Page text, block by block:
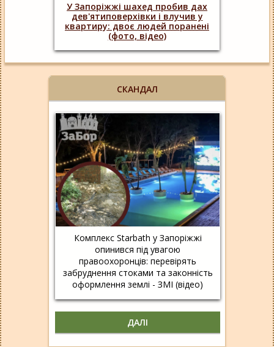
СКАНДАЛ
Комплекс Starbath у Запоріжжі
опинився під увагою
правоохоронців: перевірять
забруднення стоками та законність
оформлення землі - ЗМІ (відео)
ДАЛІ
У Запоріжжі шахед пробив дах
дев'ятиповерхівки і влучив у
квартиру: двоє людей поранені
(фото, відео)